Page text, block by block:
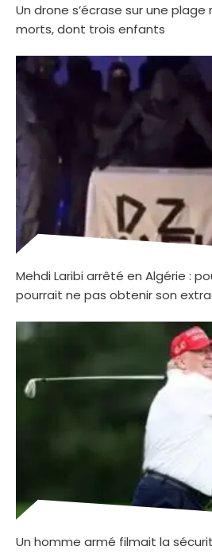
Un drone s’écrase sur une
morts, dont trois enfants
Mehdi Laribi arrêté en Algérie :
pourrait ne pas obtenir son
Un homme armé filmait la